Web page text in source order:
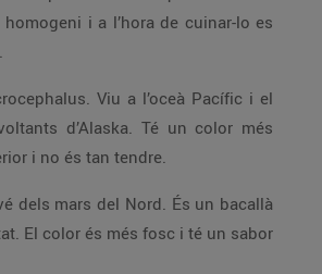
i a l’hora de cuinar-lo es
Viu a l’oceà Pacífic i el
d’Alaska. Té un color més
i no és tan tendre.
dels mars del Nord. És un bacallà
El color és més fosc i té un sabor